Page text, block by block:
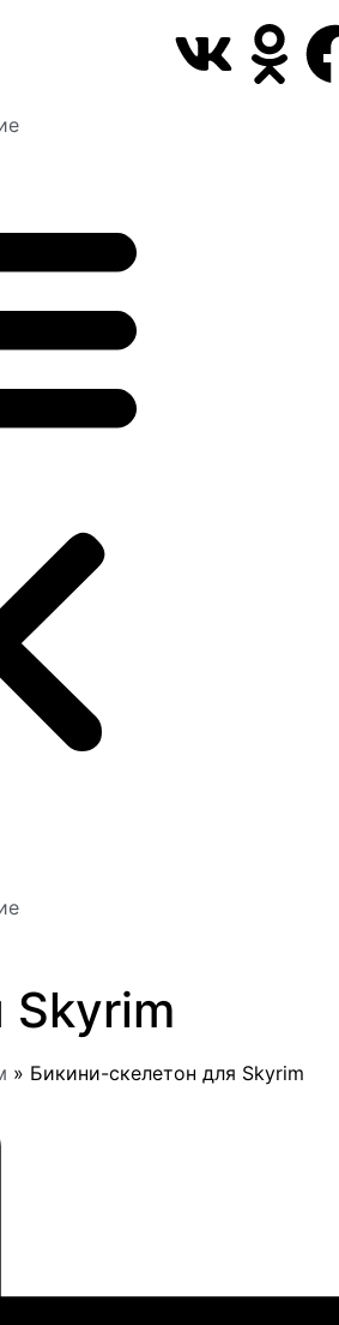
Skyrim
» Бикини-скелетон для Skyrim